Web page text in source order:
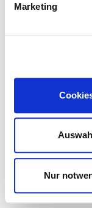
Marketing
Nur